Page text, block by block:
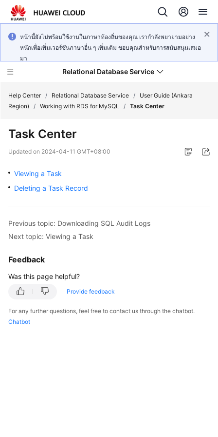
หน้านี้ยังไม่พร้อมใช้งานในภาษาท้องถิ่นของคุณ เรากำลังพยายามอย่าง
หนักเพื่อเพิ่มเวอร์ชันภาษาอื่น ๆ เพิ่มเติม ขอบคุณสำหรับการสนับสนุนเสมอ
มา
Relational Database Service
Service
Billing
Kernels
User
Guide
Best
Help Center / Relational Database Service /
User Guide (Ankara
Region)
/ Working with RDS for MySQL / Task Center
Task Center
Updated on 2024-04-11 GMT+08:00
Viewing a Task
Deleting a Task Record
Previous topic: Downloading SQL Audit Logs
Next topic: Viewing a Task
Feedback
Was this page helpful?
Provide feedback
For any further questions, feel free to contact us through the chatbot.
Chatbot